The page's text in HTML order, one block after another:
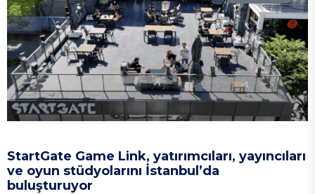
StartGate Game Link, yatırımcıları, yayıncıları
ve oyun stüdyolarını İstanbul’da
buluşturuyor